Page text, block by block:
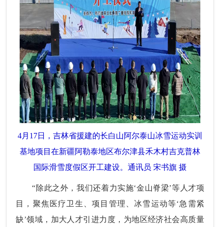
4月17日，吉林省援建的长白山阿尔泰山冰雪运动实训
基地项目在新疆阿勒泰地区布尔津县禾木村吉克普林
国际滑雪度假区开工建设。通讯员 宋书旗 摄
“除此之外，我们还着力实施‘金山脊梁’等人才项
目，聚焦医疗卫生、项目管理、冰雪运动等‘急需紧
缺’领域，加大人才引进力度，为地区经济社会高质量